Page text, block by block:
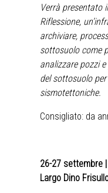
Verrà presentato
Riflessione,
archiviare,
sottosuolo come
analizzare pozzi
del sottosuolo
sismotettoniche.
Consigliato: da
26-27 settembre
Largo Dino